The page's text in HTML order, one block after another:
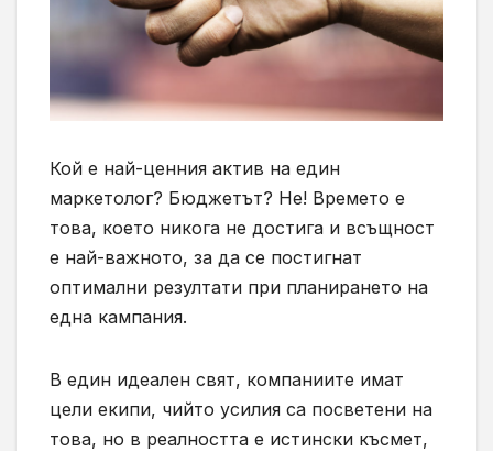
Кой е най-ценния актив на един
маркетолог? Бюджетът? Не! Времето е
това, което никога не достига и всъщност
е най-важното, за да се постигнат
оптимални резултати при планирането на
една кампания.
В един идеален свят, компаниите имат
цели екипи, чийто усилия са посветени на
това, но в реалността е истински късмет,